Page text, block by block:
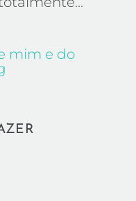
mim e do